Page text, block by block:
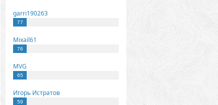
garri190263
77
Mixail61
76
MVG
65
Игорь Истратов
59